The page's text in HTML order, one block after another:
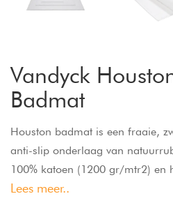
Vandyck
Badmat
Houston badmat is een fraaie,
anti-slip onderlaag van
100% katoen (1200 gr/mtr2) en
patroon. De perfecte badmat
Lees meer..